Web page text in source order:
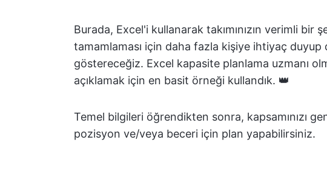
Burada, Excel'i kullanarak takımınızın verimli bir
tamamlaması için daha fazla kişiye ihtiyaç duyup
göstereceğiz. Excel kapasite planlama uzmanı
açıklamak için en basit örneği kullandık. 👑
Temel bilgileri öğrendikten sonra, kapsamınızı
pozisyon ve/veya beceri için plan yapabilirsiniz.